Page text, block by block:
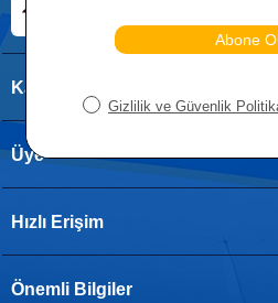
Kategoriler
Üye
Hızlı Erişim
Önemli Bilgiler